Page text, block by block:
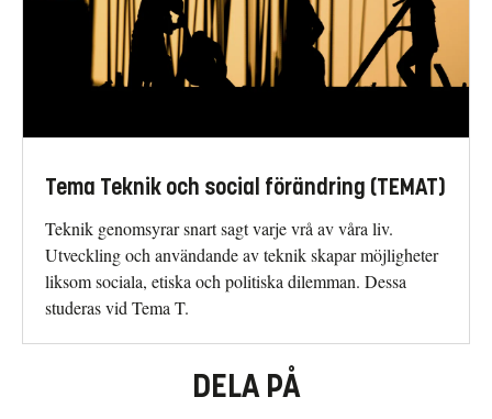
Tema Teknik och social förändring (TEMAT)
Teknik genomsyrar snart sagt varje vrå av våra liv.
Utveckling och användande av teknik skapar möjligheter
liksom sociala, etiska och politiska dilemman. Dessa
studeras vid Tema T.
DELA PÅ